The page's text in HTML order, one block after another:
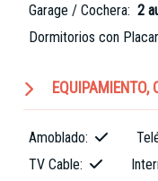
Garage / Cochera: 2
Dormitorios con
EQUIPAMIENTO,
Amoblado:
TV Cable: